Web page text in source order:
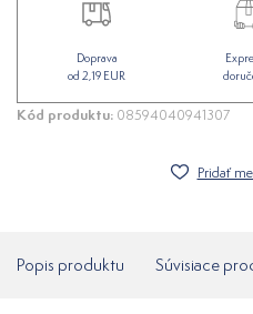
Doprava
od 2,19 EUR
Kód produktu: 08594040941307
Pridať
Popis produktu Súvisiace